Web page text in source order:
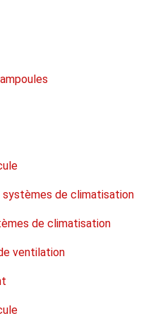
systèmes de climatisation
de climatisation
ventilation